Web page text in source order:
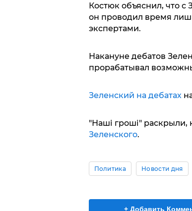
Костюк объяснил, что с
он проводил время
экспертами.
Накануне дебатов
прорабатывал
Зеленский на дебатах
"Наші гроші"
Зеленского.
Политика Новости дня
+ Добавить